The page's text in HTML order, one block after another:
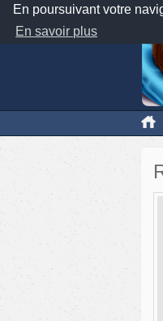
En poursuivant votre
En savoir plus